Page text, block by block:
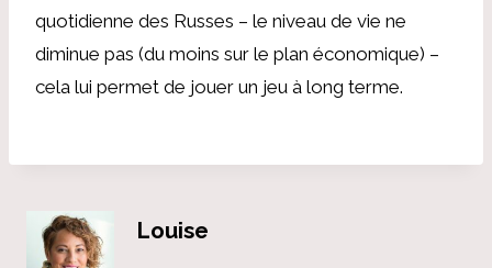
quotidienne des Russes – le niveau de vie ne
diminue pas (du moins sur le plan économique) –
cela lui permet de jouer un jeu à long terme.
Louise